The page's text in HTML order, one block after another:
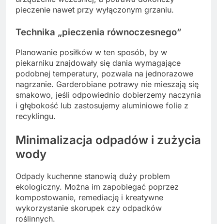
pieczenie nawet przy wyłączonym grzaniu.
Technika „pieczenia równoczesnego”
Planowanie posiłków w ten sposób, by w
piekarniku znajdowały się dania wymagające
podobnej temperatury, pozwala na jednorazowe
nagrzanie. Garderobiane potrawy nie mieszają się
smakowo, jeśli odpowiednio dobierzemy naczynia
i głębokość lub zastosujemy aluminiowe folie z
recyklingu.
Minimalizacja odpadów i zużycia
wody
Odpady kuchenne stanowią duży problem
ekologiczny. Można im zapobiegać poprzez
kompostowanie, remediację i kreatywne
wykorzystanie skorupek czy odpadków
roślinnych.